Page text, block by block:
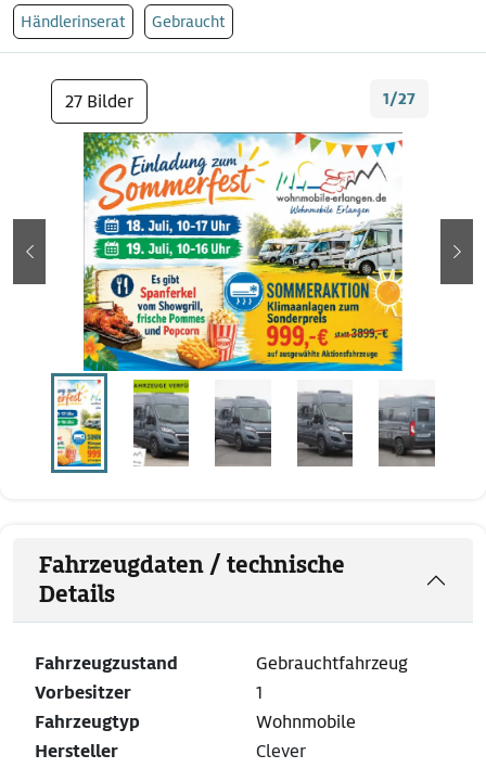
Händlerinserat Gebraucht
27 Bilder 1/27
zurück
Fahrzeugdaten / technische
Details
Fahrzeugzustand
Gebrauchtfahrzeug
Vorbesitzer
1
Fahrzeugtyp
Wohnmobile
Hersteller
Clever